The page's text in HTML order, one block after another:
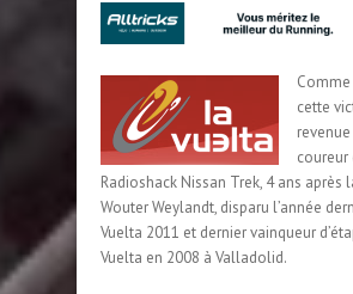
cette
coureur
Radioshack Nissan Trek, 4 ans après
Wouter Weylandt, disparu l’année
Vuelta 2011 et dernier vainqueur
Vuelta en 2008 à Valladolid.